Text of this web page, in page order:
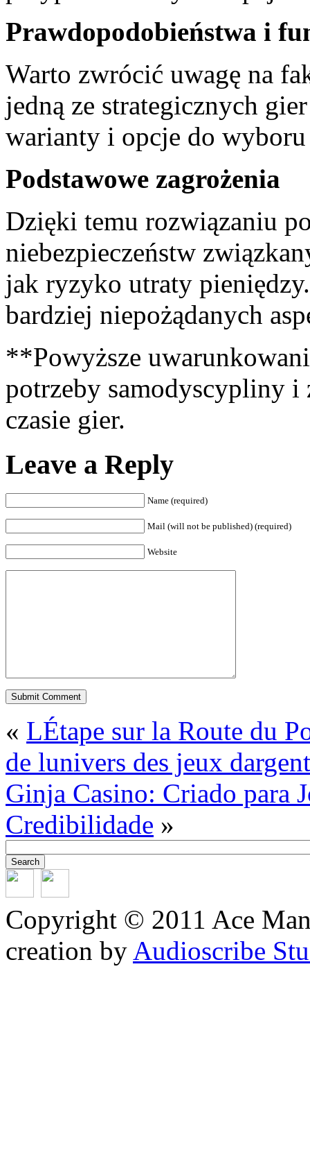
Prawdopodobieństwa i
Warto zwrócić uwagę na
jedną ze strategicznych
warianty i opcje do wyboru
Podstawowe zagrożenia
Dzięki temu rozwiązaniu
niebezpieczeństw
jak ryzyko utraty
bardziej niepożądanych
**Powyższe
potrzeby samodyscypliny i
czasie gier.
Leave a Reply
Name (required)
Mail (will not be published) (required)
Website
« LÉtape sur la Route du
de lunivers des jeux
Ginja Casino: Criado para
Credibilidade »
Copyright © 2011 Ace
creation by Audioscribe